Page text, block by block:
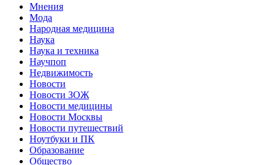
Мнения
Мода
Народная медицина
Наука
Наука и техника
Научпоп
Недвижимость
Новости
Новости ЗОЖ
Новости медицины
Новости Москвы
Новости путешествий
Ноутбуки и ПК
Образование
Общество